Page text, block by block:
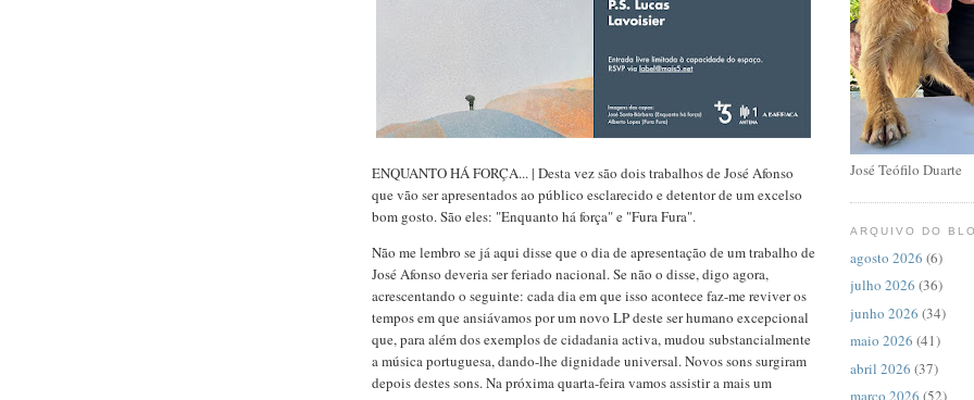
ENQUANTO HÁ FORÇA... | Desta vez são dois trabalhos de José Afonso
que vão ser apresentados ao público esclarecido e detentor de um excelso
bom gosto. São eles: "Enquanto há força" e "Fura Fura".
Não me lembro se já aqui disse que o dia de apresentação de um trabalho de
José Afonso deveria ser feriado nacional. Se não o disse, digo agora,
acrescentando o seguinte: cada dia em que isso acontece faz-me reviver os
tempos em que ansiávamos por um novo LP deste ser humano excepcional
que, para além dos exemplos de cidadania activa, mudou substancialmente
a música portuguesa, dando-lhe dignidade universal. Novos sons surgiram
depois destes sons. Na próxima quarta-feira vamos assistir a mais um
José Teófilo Duarte
ARQUIVO DO
agosto 2026 (6)
julho 2026 (36)
junho 2026 (34)
maio 2026 (41)
abril 2026 (37)
março 2026 (52)